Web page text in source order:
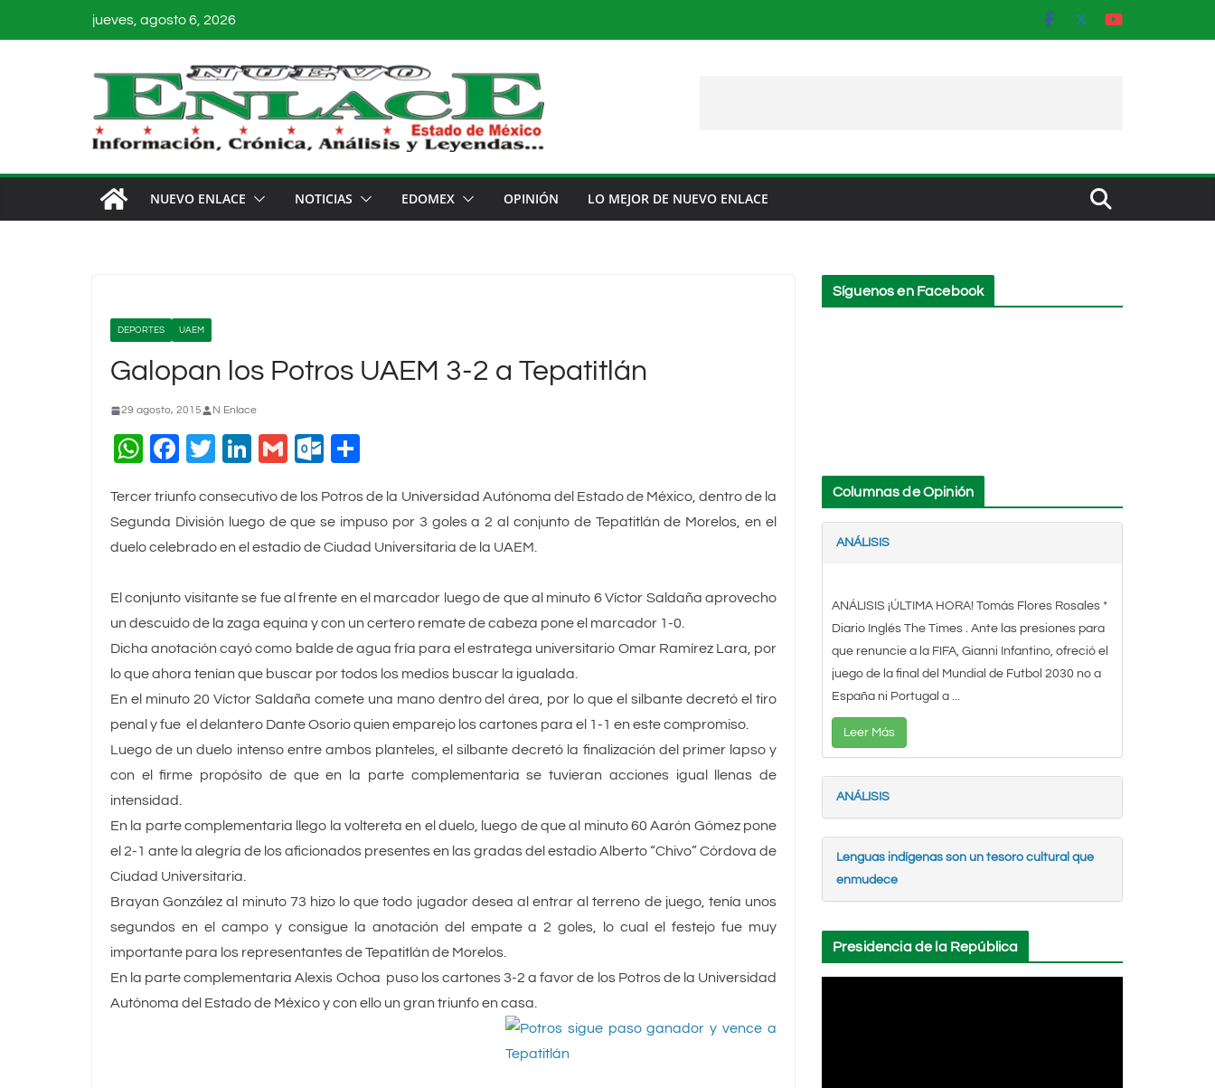
al
jueves, agosto 6, 2026
NUEVO ENLACE NOTICIAS EDOMEX OPINIÓN LO MEJOR DE NUEVO ENLACE
DEPORTES UAEM
Galopan los Potros UAEM 3-2 a Tepatitlán
29 agosto, 2015 N Enlace
W
at
s
p
p
F
c
e
o
o
k
T
tt
er
Li
k
e
n
G
ai
l
O
lo
o
c
o
m
m
p
tir
Tercer triunfo consecutivo de los Potros de la Universidad Autónoma del Estado de México, dentro de la
Segunda División luego de que se impuso por 3 goles a 2 al conjunto de Tepatitlán de Morelos, en el
duelo celebrado en el estadio de Ciudad Universitaria de la UAEM.
El conjunto visitante se fue al frente en el marcador luego de que al minuto 6 Víctor Saldaña aprovecho
un descuido de la zaga equina y con un certero remate de cabeza pone el marcador 1-0.
Dicha anotación cayó como balde de agua fría para el estratega universitario Omar Ramírez Lara, por
lo que ahora tenían que buscar por todos los medios buscar la igualada.
En el minuto 20 Víctor Saldaña comete una mano dentro del área, por lo que el silbante decretó el tiro
penal y fue el delantero Dante Osorio quien emparejo los cartones para el 1-1 en este compromiso.
Luego de un duelo intenso entre ambos planteles, el silbante decretó la finalización del primer lapso y
con el firme propósito de que en la parte complementaria se tuvieran acciones igual llenas de
intensidad.
En la parte complementaria llego la voltereta en el duelo, luego de que al minuto 60 Aarón Gómez pone
el 2-1 ante la alegría de los aficionados presentes en las gradas del estadio Alberto “Chivo” Córdova de
Ciudad Universitaria.
Brayan González al minuto 73 hizo lo que todo jugador desea al entrar al terreno de juego, tenía unos
segundos en el campo y consigue la anotación del empate a 2 goles, lo cual el festejo fue muy
importante para los representantes de Tepatitlán de Morelos.
En la parte complementaria Alexis Ochoa puso los cartones 3-2 a favor de los Potros de la Universidad
Autónoma del Estado de México y con ello un gran triunfo en casa.
Síguenos en Facebook
Columnas de Opinión
ANÁLISIS
ANÁLISIS ¡ÚLTIMA HORA! Tomás Flores Rosales *
Diario Inglés The Times . Ante las presiones para
que renuncie a la FIFA, Gianni Infantino, ofreció el
juego de la final del Mundial de Futbol 2030 no a
España ni Portugal a ...
Leer Más
ANÁLISIS
Lenguas indígenas son un tesoro cultural que
enmudece
Presidencia de la República